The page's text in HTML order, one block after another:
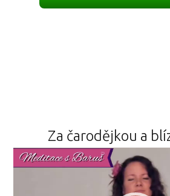
Za čarodějkou a
Video